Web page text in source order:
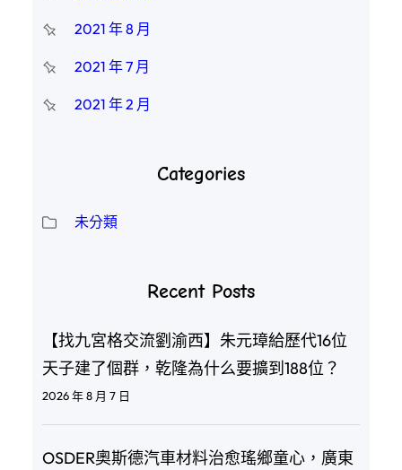
2021 年 8 月
2021 年 7 月
2021 年 2 月
Categories
未分類
Recent Posts
【找九宮格交流劉渝西】朱元璋給歷代16位
天子建了個群，乾隆為什么要擴到188位？
2026 年 8 月 7 日
OSDER奧斯德汽車材料治愈瑤鄉童心，廣東